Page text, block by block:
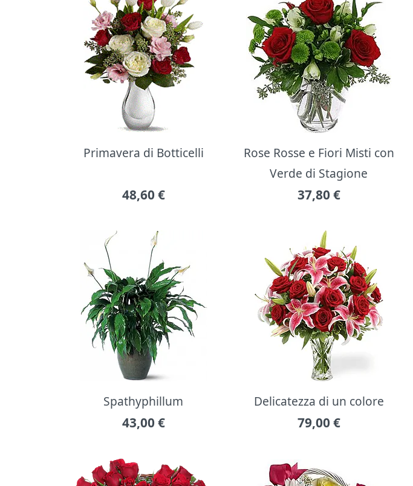
Primavera di Botticelli
48,60 €
Rose Rosse e Fiori Misti con
Verde di Stagione
37,80 €
Spathyphillum
43,00 €
Delicatezza di un colore
79,00 €